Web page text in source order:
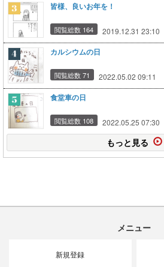
皆様、良いお年を！
閲覧総数 164 2019.12.31 23:10
カルシウムの日
閲覧総数 71 2022.05.02 09:11
食堂車の日
閲覧総数 108 2022.05.25 07:30
もっと見る
メニュー
新規登録